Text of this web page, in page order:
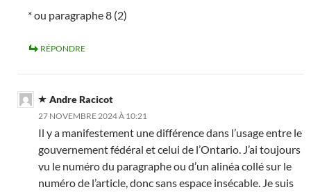
* ou paragraphe 8 (2)
RÉPONDRE
Andre Racicot
27 NOVEMBRE 2024 À 10:21
Il y a manifestement une différence dans l’usage entre le
gouvernement fédéral et celui de l’Ontario. J’ai toujours
vu le numéro du paragraphe ou d’un alinéa collé sur le
numéro de l’article, donc sans espace insécable. Je suis